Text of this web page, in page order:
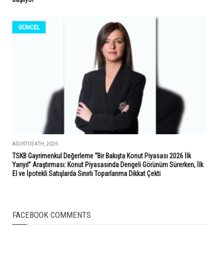
GÜNCEL
AĞUSTOS 4TH, 2026
TSKB Gayrimenkul Değerleme “Bir Bakışta Konut Piyasası 2026 İlk
Yarıyıl” Araştırması: Konut Piyasasında Dengeli Görünüm Sürerken, İlk
El ve İpotekli Satışlarda Sınırlı Toparlanma Dikkat Çekti
FACEBOOK COMMENTS